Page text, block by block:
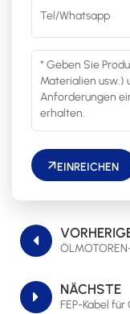
EINREICHEN
NÄCHSTE
FEP-Kabel für